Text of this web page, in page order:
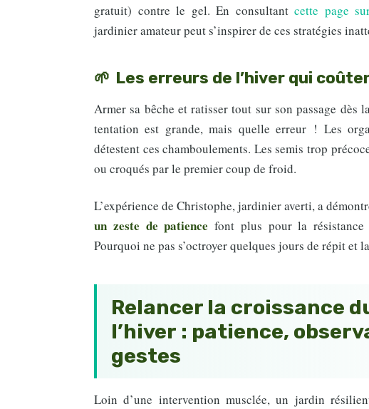
gratuit) contre le gel. En consultant cette page
jardinier amateur peut s’inspirer de ces stratégies
Les erreurs de l’hiver qui
Armer sa bêche et ratisser tout sur son passage
tentation est grande, mais quelle erreur ! Les
détestent ces chamboulements. Les semis trop
ou croqués par le premier coup de froid.
L’expérience de Christophe, jardinier averti, a
un zeste de patience font plus pour la résistance
Pourquoi ne pas s’octroyer quelques jours de répit et
Relancer la croissance
l’hiver : patience,
gestes
Loin d’une intervention musclée, un jardin